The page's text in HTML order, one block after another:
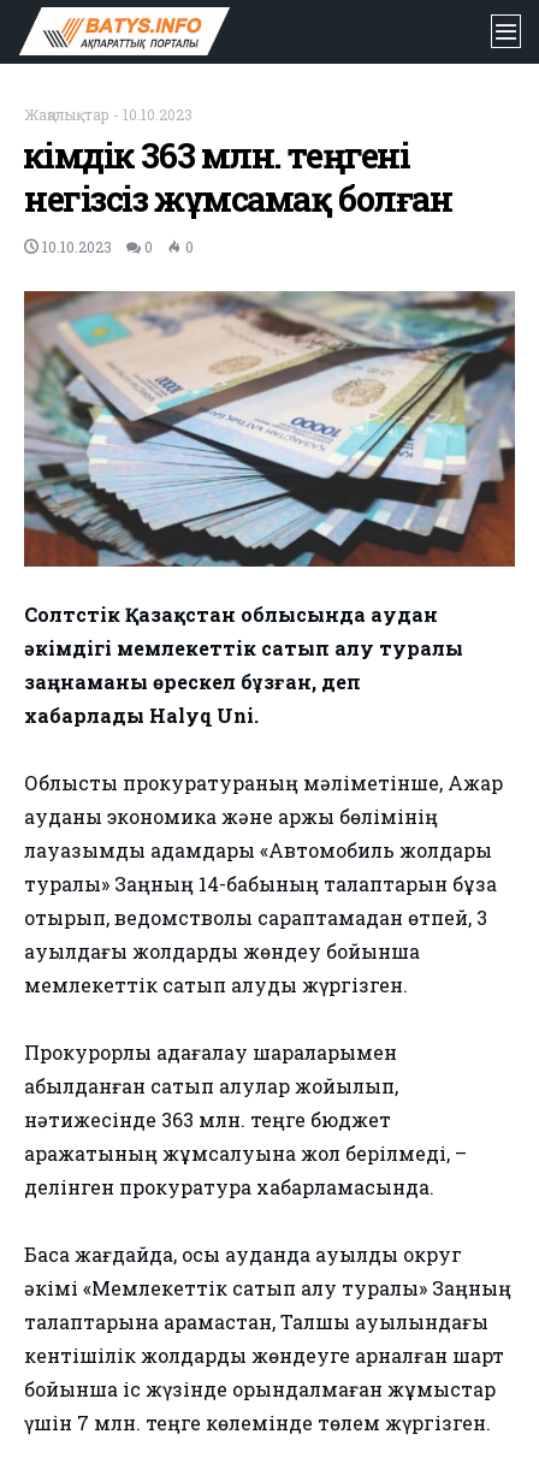
Жаңалықтар - 10.10.2023
Әкімдік 363 млн. теңгені
негізсіз жұмсамақ болған
10.10.2023 0 0
Солтүстік Қазақстан облысында аудан
әкімдігі мемлекеттік сатып алу туралы
заңнаманы өрескел бұзған, деп
хабарлады Halyq Uni.
Облыстық прокуратураның мәліметінше, Ақжар
ауданы экономика және қаржы бөлімінің
лауазымды адамдары «Автомобиль жолдары
туралы» Заңның 14-бабының талаптарын бұза
отырып, ведомстволық сараптамадан өтпей, 3
ауылдағы жолдарды жөндеу бойынша
мемлекеттік сатып алуды жүргізген.
Прокурорлық қадағалау шараларымен
қабылданған сатып алулар жойылып,
нәтижесінде 363 млн. теңге бюджет
қаражатының жұмсалуына жол берілмеді, –
делінген прокуратура хабарламасында.
Басқа жағдайда, осы ауданда ауылдық округ
әкімі «Мемлекеттік сатып алу туралы» Заңның
талаптарына қарамастан, Талшық ауылындағы
кентішілік жолдарды жөндеуге арналған шарт
бойынша іс жүзінде орындалмаған жұмыстар
үшін 7 млн. теңге көлемінде төлем жүргізген.